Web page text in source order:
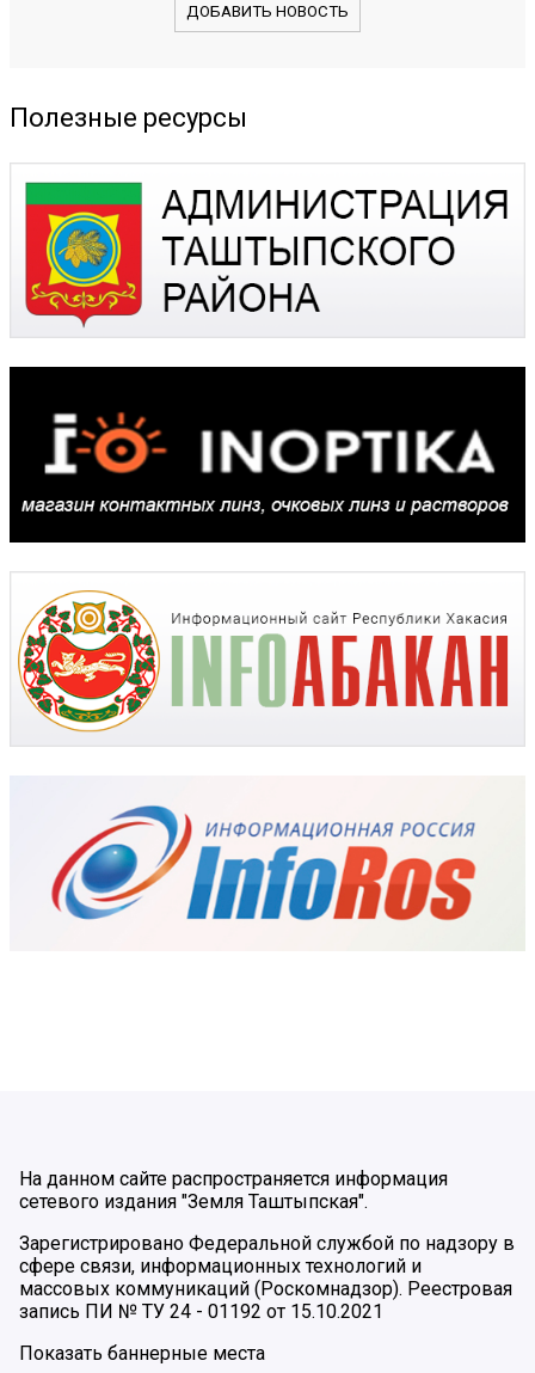
ДОБАВИТЬ НОВОСТЬ
Полезные ресурсы
На данном сайте распространяется информация
сетевого издания "Земля Таштыпская".
Зарегистрировано Федеральной службой по надзору в
сфере связи, информационных технологий и
массовых коммуникаций (Роскомнадзор). Реестровая
запись ПИ № ТУ 24 - 01192 от 15.10.2021
Показать баннерные места